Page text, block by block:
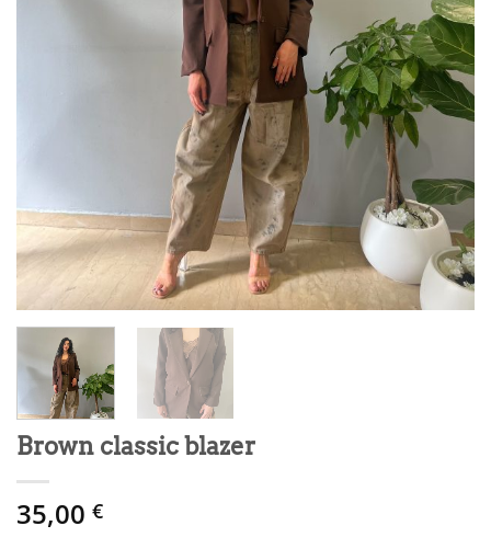
Brown classic blazer
35,00 €